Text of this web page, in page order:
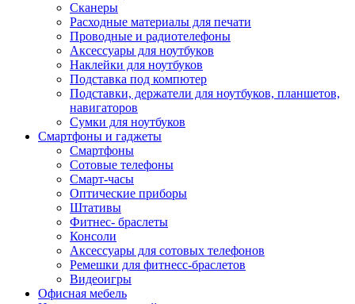
Сканеры
Расходные материалы для печати
Проводные и радиотелефоны
Аксессуары для ноутбуков
Наклейки для ноутбуков
Подставка под компютер
Подставки, держатели для ноутбуков, планшетов,
навигаторов
Сумки для ноутбуков
Смартфоны и гаджеты
Смартфоны
Сотовые телефоны
Смарт-часы
Оптические приборы
Штативы
Фитнес- браслеты
Консоли
Аксессуары для сотовых телефонов
Ремешки для фитнесс-браслетов
Видеоигры
Офисная мебель